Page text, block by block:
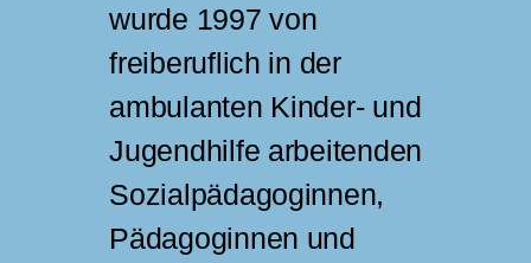
wurde 1997 von
freiberuflich in der
ambulanten Kinder- und
Jugendhilfe arbeitenden
Sozialpädagoginnen,
Pädagoginnen und